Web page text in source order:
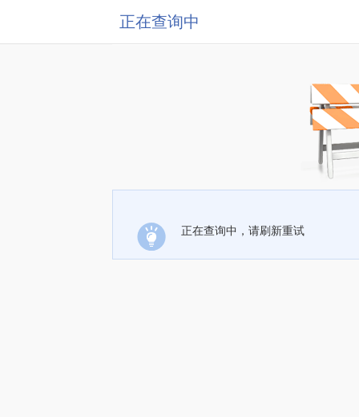
正在查询中
正在查询中，请刷新重试